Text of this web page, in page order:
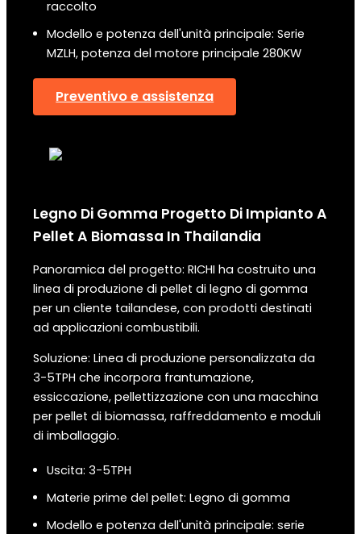
raccolto
Modello e potenza dell'unità principale: Serie
MZLH, potenza del motore principale 280KW
Preventivo e assistenza
Legno Di Gomma Progetto Di Impianto A
Pellet A Biomassa In Thailandia
Panoramica del progetto: RICHI ha costruito una
linea di produzione di pellet di legno di gomma
per un cliente tailandese, con prodotti destinati
ad applicazioni combustibili.
Soluzione: Linea di produzione personalizzata da
3-5TPH che incorpora frantumazione,
essiccazione, pellettizzazione con una macchina
per pellet di biomassa, raffreddamento e moduli
di imballaggio.
Uscita: 3-5TPH
Materie prime del pellet: Legno di gomma
Modello e potenza dell'unità principale: serie